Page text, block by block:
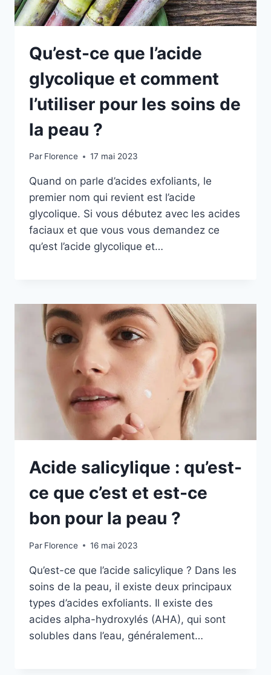
Qu’est-ce que l’acide
glycolique et comment
l’utiliser pour les soins de
la peau ?
Par Florence 17 mai 2023
Quand on parle d’acides exfoliants, le
premier nom qui revient est l’acide
glycolique. Si vous débutez avec les acides
faciaux et que vous vous demandez ce
qu’est l’acide glycolique et…
Acide salicylique : qu’est-
ce que c’est et est-ce
bon pour la peau ?
Par Florence 16 mai 2023
Qu’est-ce que l’acide salicylique ? Dans les
soins de la peau, il existe deux principaux
types d’acides exfoliants. Il existe des
acides alpha-hydroxylés (AHA), qui sont
solubles dans l’eau, généralement…